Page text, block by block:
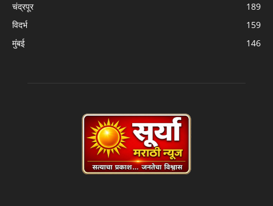
चंद्रपूर
189
विदर्भ
159
मुंबई
146